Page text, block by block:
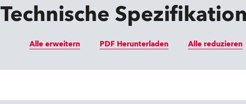
Technische
Alle erweitern PDF Herunterladen Alle reduzieren